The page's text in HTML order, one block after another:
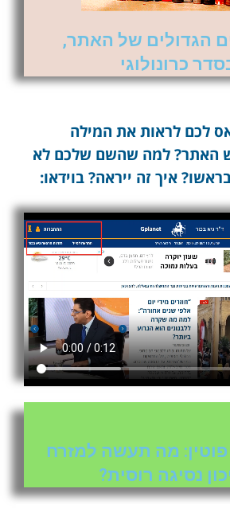
הגדולים של האתר,
כרונולוגי
לכם לראות את המילה
האתר? למה שהשם שלכם לא
איך זה ייראה? בוידאו:
מה תעשה למזרח
נסיגה רוסית?